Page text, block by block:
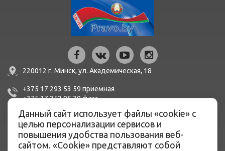
220012 г. Минск, ул. Академическая, 18
+375 17 293 53 59 приемная
+375 17 252 95 30факc
mail@bern.by
IBAN BY51 BLBB 3012 0100 3455 0500 1001 в ЦБУ №527
Данный сайт использует файлы «cookie» с
целью персонализации сервисов и
повышения удобства пользования веб-
сайтом. «Cookie» представляют собой